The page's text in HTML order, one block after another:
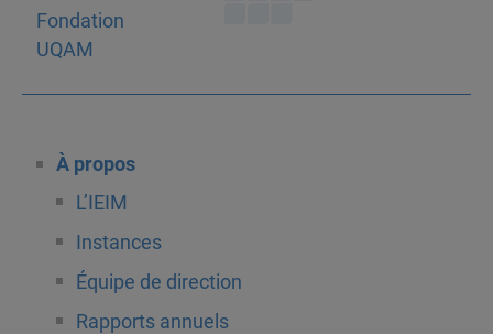
À propos
L’IEIM
Instances
Équipe de direction
Rapports annuels